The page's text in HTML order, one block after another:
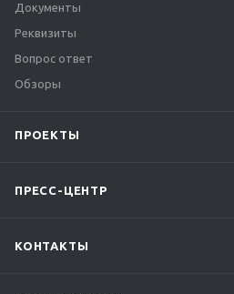
Документы
Реквизиты
Вопрос ответ
Обзоры
ПРОЕКТЫ
ПРЕСС-ЦЕНТР
КОНТАКТЫ